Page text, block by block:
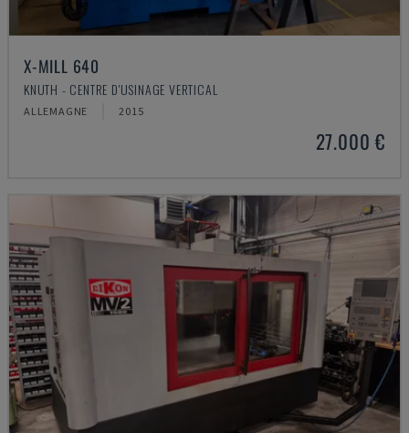
X-MILL 640
KNUTH - CENTRE D'USINAGE VERTICAL
ALLEMAGNE 2015
27.000 €